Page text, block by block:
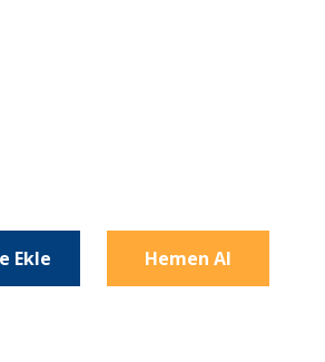
Ekle Hemen Al